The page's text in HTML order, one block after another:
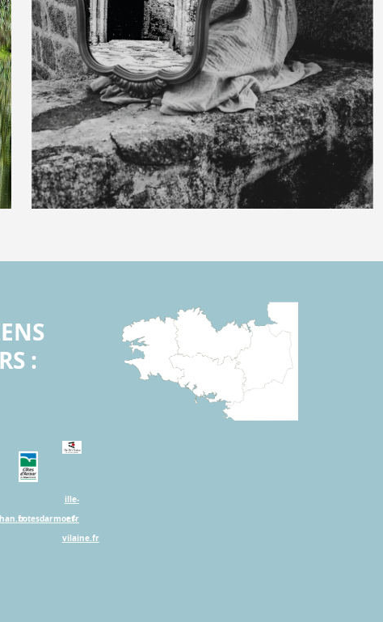
:
cotesdarmor.fr
ille-
et-
vilaine.fr